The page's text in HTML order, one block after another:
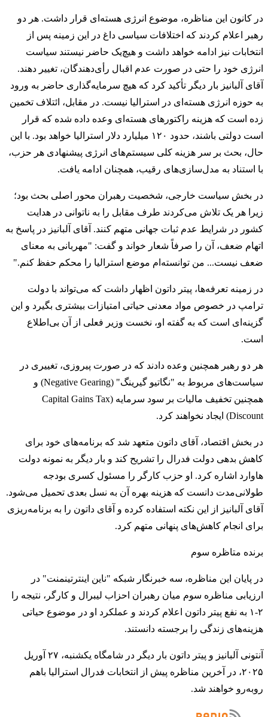
در کانون این مناظره، موضوع انرژی هسته‌ای قرار داشت. هر دو
رهبر اعلام کردند که اختلافات سیاسی داغ در این زمینه پس از
انتخابات نیز ادامه خواهد داشت و هیچ‌یک حاضر نیستند سیاست
انرژی خود را حتی در صورت عدم اقبال رأی‌دهندگان، تغییر دهند.
آقای آلبانیز بار دیگر تأکید کرد که هیچ سرمایه‌گذاری حاضر به ورود
به حوزه انرژی هسته‌ای در استرالیا نیست. در مقابل، ائتلاف تخمین
زده است که هزینه راکتورهای هسته‌ای وعده داده شده که قرار
است دولتی باشند، حدود ۱۲۰ میلیارد دلار استرالیا خواهد بود. با این
حال، بحث بر سر هزینه کلی سیستم‌های انرژی پیشنهادی هر حزب،
با استناد به مدل‌سازی‌های رقیب، همچنان ادامه یافت.
در بخش سیاست خارجی، شخصیت رهبران محور اصلی بحث بود؛
زیرا هر یک تلاش می‌کردند طرف مقابل را به ناتوانی در هدایت
کشور در شرایط عدم ثبات جهانی متهم کنند. آقای آلبانیز در پاسخ به
اتهام ضعف، آن را صرفاً شعار خواند و گفت: "مهربانی به معنای
ضعف نیست... من توانسته‌ام موضع استرالیا را محکم حفظ کنم."
در زمینه تعرفه‌ها، پیتر داتون اظهار داشت که می‌تواند با دولت
ترامپ در خصوص مواد معدنی حیاتی امتیازات بیشتری بگیرد و این
گزینه‌ای است که به گفته او، نخست وزیر فعلی از آن بی‌اطلاع
است.
هر دو رهبر همچنین وعده دادند که در صورت پیروزی، تغییری در
سیاست‌های مربوط به "نگاتیو گیرینگ" (Negative Gearing) و
همچنین تخفیف مالیات بر سود سرمایه (Capital Gains Tax
Discount) ایجاد نخواهند کرد.
در بخش اقتصاد، آقای داتون متعهد شد که برنامه‌های خود برای
کاهش بدهی دولت فدرال را تشریح کند و بار دیگر به نمونه دولت
هاوارد اشاره کرد. او حزب کارگر را مسئول کسری بودجه
طولانی‌مدت دانست که هزینه بهره آن به نسل بعدی تحمیل می‌شود.
آقای آلبانیز از این نکته استفاده کرده و آقای داتون را به برنامه‌ریزی
برای انجام کاهش‌های پنهانی متهم کرد.
برنده متاظره سوم
در پایان این مناظره، سه خبرنگار شبکه "ناین اینترتینمنت" در
ارزیابی مناظره سوم میان رهبران احزاب لیبرال و کارگر، نتیجه را
۲-۱ به نفع پیتر داتون اعلام کردند و عملکرد او در موضوع حیاتی
هزینه‌های زندگی را برجسته دانستند.
آنتونی آلبانیز و پیتر داتون بار دیگر در شامگاه یکشنبه، ۲۷ آوریل
۲۰۲۵، در آخرین مناظره پیش از انتخابات فدرال استرالیا باهم
روبه‌رو خواهند شد.